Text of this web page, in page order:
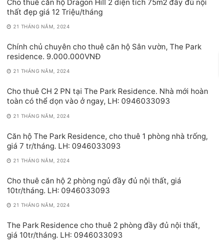
Cho thuê căn hộ Dragon Hill 2 diện tích 75m2 đầy đủ nội
thất đẹp giá 12 Triệu/tháng
21 THÁNG NĂM, 2024
Chính chủ chuyên cho thuê căn hộ Sân vườn, The Park
residence. 9.000.000VNĐ
21 THÁNG NĂM, 2024
Cho thuê CH 2 PN tại The Park Residence. Nhà mới hoàn
toàn có thể dọn vào ở ngay, LH: 0946033093
21 THÁNG NĂM, 2024
Căn hộ The Park Residence, cho thuê 1 phòng nhà trống,
giá 7 tr/tháng. LH: 0946033093
21 THÁNG NĂM, 2024
Cho thuê căn hộ 2 phòng ngủ đầy đủ nội thất, giá
10tr/tháng. LH: 0946033093
21 THÁNG NĂM, 2024
The Park Residence cho thuê 2 phòng đầy đủ nội thất,
giá 10tr/tháng. LH: 0946033093